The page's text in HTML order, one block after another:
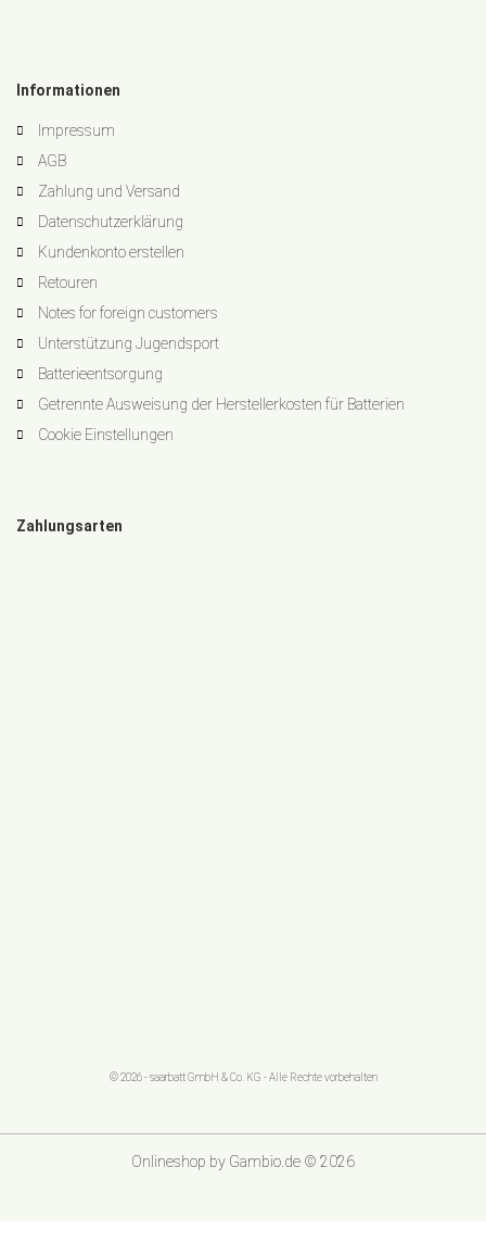
Informationen
Impressum
AGB
Zahlung und Versand
Datenschutzerklärung
Kundenkonto erstellen
Retouren
Notes for foreign customers
Unterstützung Jugendsport
Batterieentsorgung
Getrennte Ausweisung der Herstellerkosten für Batterien
Cookie Einstellungen
Zahlungsarten
© 2026 - saarbatt GmbH & Co. KG - Alle Rechte vorbehalten
Onlineshop by Gambio.de © 2026